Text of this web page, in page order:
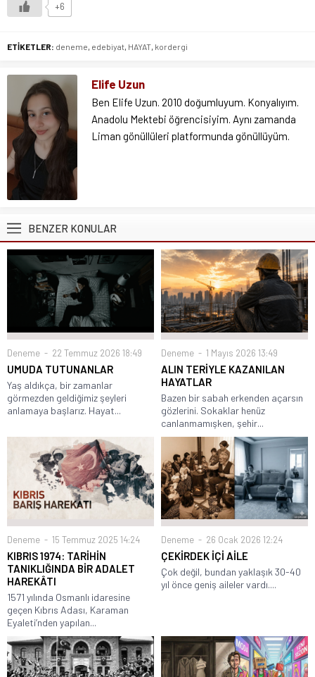
+6
ETİKETLER: deneme, edebiyat, HAYAT, kordergi
Elife Uzun
Ben Elife Uzun. 2010 doğumluyum. Konyalıyım.
Anadolu Mektebi öğrencisiyim. Aynı zamanda
Liman gönüllüleri platformunda gönüllüyüm.
BENZER KONULAR
Deneme 22 Temmuz 2026 18:49
UMUDA TUTUNANLAR
Yaş aldıkça, bir zamanlar
görmezden geldiğimiz şeyleri
anlamaya başlarız. Hayat...
Deneme 1 Mayıs 2026 13:49
ALIN TERİYLE KAZANILAN
HAYATLAR
Bazen bir sabah erkenden açarsın
gözlerini. Sokaklar henüz
canlanmamışken, şehir...
Deneme 15 Temmuz 2025 14:24
KIBRIS 1974: TARİHİN
TANIKLIĞINDA BİR ADALET
HAREKÂTI
1571 yılında Osmanlı idaresine
geçen Kıbrıs Adası, Karaman
Eyaleti’nden yapılan...
Deneme 26 Ocak 2026 12:24
ÇEKİRDEK İÇİ AİLE
Çok değil, bundan yaklaşık 30-40
yıl önce geniş aileler vardı....